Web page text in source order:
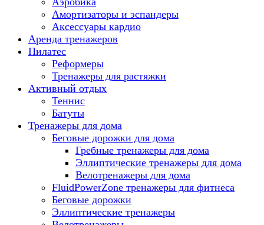
Амортизаторы и эспандеры
Аксессуары кардио
Аренда тренажеров
Пилатес
Реформеры
Тренажеры для растяжки
Активный отдых
Теннис
Батуты
Тренажеры для дома
Беговые дорожки для дома
Гребные тренажеры для дома
Эллиптические тренажеры для дома
Велотренажеры для дома
FluidPowerZone тренажеры для фитнеса
Беговые дорожки
Эллиптические тренажеры